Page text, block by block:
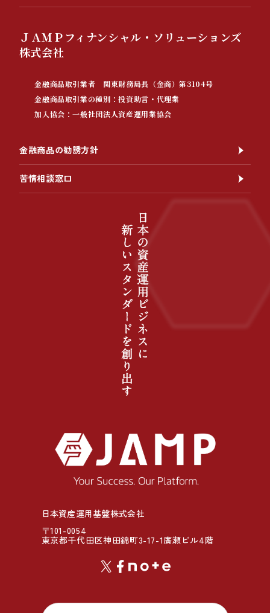
日本資産運用基盤株式会社
〒101-0054
東京都千代田区神田錦町3-17-1廣瀬ビル4階
ＪＡＭＰフィナンシャル・ソリューションズ
株式会社
金融商品取引業者 関東財務局長（金商）第3104号
金融商品取引業の種別：投資助言・代理業
加入協会：一般社団法人資産運用業協会
金融商品の勧誘方針
苦情相談窓口